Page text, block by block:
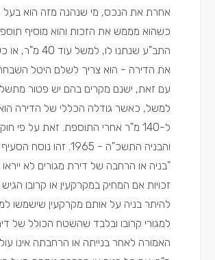
אחרת את הנכס, מי שנהנה מזה הוא בעל
כשהוא מממש את הזכות והוא מוסיף
התב"ע שנתנו לו,
את הדירה - הוא צריך לשלם היטל
עם זאת, ישנם מקרים בהם יש פטור
למשל, כאשר גודלה הכללי של הדירה
ל-140 מ"ר אחרי התוספת. זאת על פי
והבניה התשכ"ה - 1965. זהו
"בניה או הרחבה של דירת מגורים לא
זכויות אם המחיק במקרקעין או קרובו
להיתר בניה על אותם מקרקעין שישמשו
למגורי קרובו ובלבד שהשטח הכולל של